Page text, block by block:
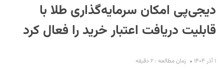
دیجی‌پی امکان سرمایه‌گذاری طلا با
قابلیت دریافت اعتبار خرید را فعال کرد
۱ آذر ۱۴۰۴ زمان مطالعه : ۲ دقیقه